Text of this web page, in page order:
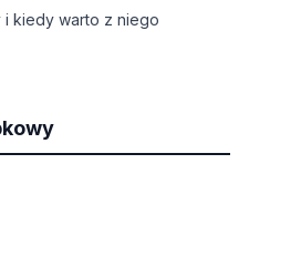
i kiedy warto z niego